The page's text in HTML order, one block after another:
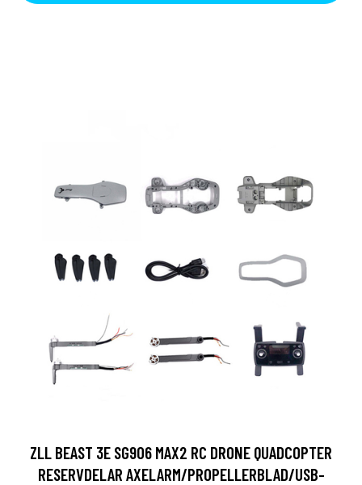
ZLL BEAST 3E SG906 MAX2 RC DRONE QUADCOPTER
RESERVDELAR AXELARM/PROPELLERBLAD/USB-